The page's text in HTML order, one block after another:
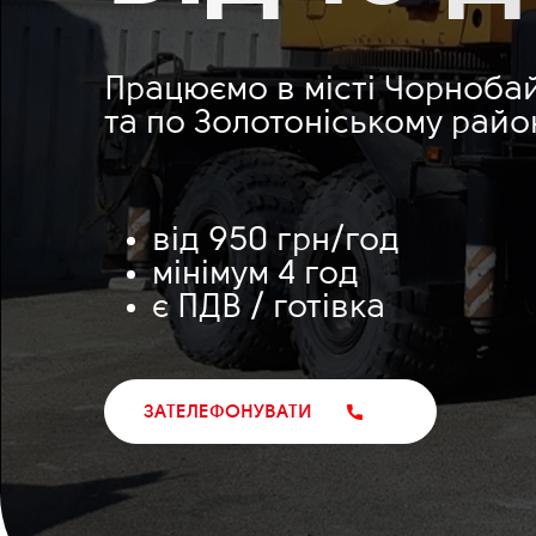
Працюємо в місті
та по Золотоніському
від 950 грн/год
мінімум 4 год
є ПДВ / готівка
ЗАТЕЛЕФОНУВАТИ